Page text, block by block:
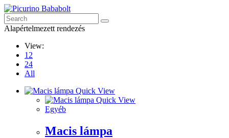
Skip
to
content
Alapértelmezett rendezés
View:
12
24
All
Quick View
Quick View
Egyéb
Macis lámpa